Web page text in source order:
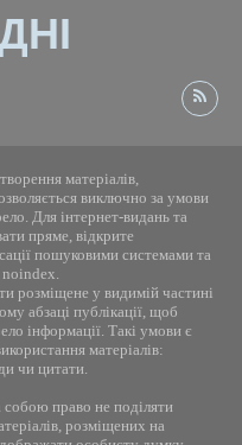
матеріалів,
виключно за умови
Для інтернет-видань та
пряме, відкрите
пошуковими системами та
розміщене у видимій частині
абзаці публікації, щоб
інформації. Такі умови є
матеріалів:
чи цитати.
собою право не поділяти
розміщених на